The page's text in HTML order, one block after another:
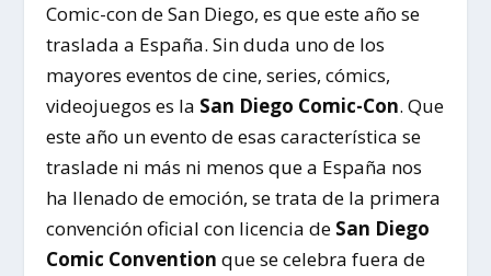
Comic-con de San Diego, es que este año se
traslada a España. Sin duda uno de los
mayores eventos de cine, series, cómics,
videojuegos es la San Diego Comic-Con. Que
este año un evento de esas característica se
traslade ni más ni menos que a España nos
ha llenado de emoción, se trata de la primera
convención oficial con licencia de San Diego
Comic Convention que se celebra fuera de